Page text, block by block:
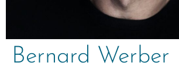
Bernard Werber